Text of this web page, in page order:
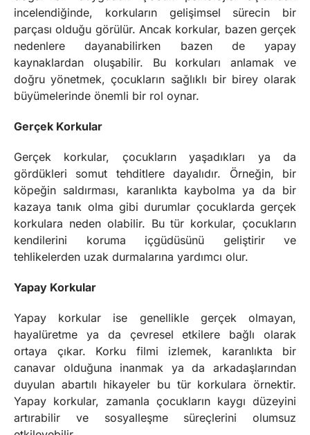
incelendiğinde, korkuların gelişimsel sürecin bir
parçası olduğu görülür. Ancak korkular, bazen gerçek
nedenlere dayanabilirken bazen de yapay
kaynaklardan oluşabilir. Bu korkuları anlamak ve
doğru yönetmek, çocukların sağlıklı bir birey olarak
büyümelerinde önemli bir rol oynar.
Gerçek Korkular
Gerçek korkular, çocukların yaşadıkları ya da
gördükleri somut tehditlere dayalıdır. Örneğin, bir
köpeğin saldırması, karanlıkta kaybolma ya da bir
kazaya tanık olma gibi durumlar çocuklarda gerçek
korkulara neden olabilir. Bu tür korkular, çocukların
kendilerini koruma içgüdüsünü geliştirir ve
tehlikelerden uzak durmalarına yardımcı olur.
Yapay Korkular
Yapay korkular ise genellikle gerçek olmayan,
hayalüretme ya da çevresel etkilere bağlı olarak
ortaya çıkar. Korku filmi izlemek, karanlıkta bir
canavar olduğuna inanmak ya da arkadaşlarından
duyulan abartılı hikayeler bu tür korkulara örnektir.
Yapay korkular, zamanla çocukların kaygı düzeyini
artırabilir ve sosyalleşme süreçlerini olumsuz